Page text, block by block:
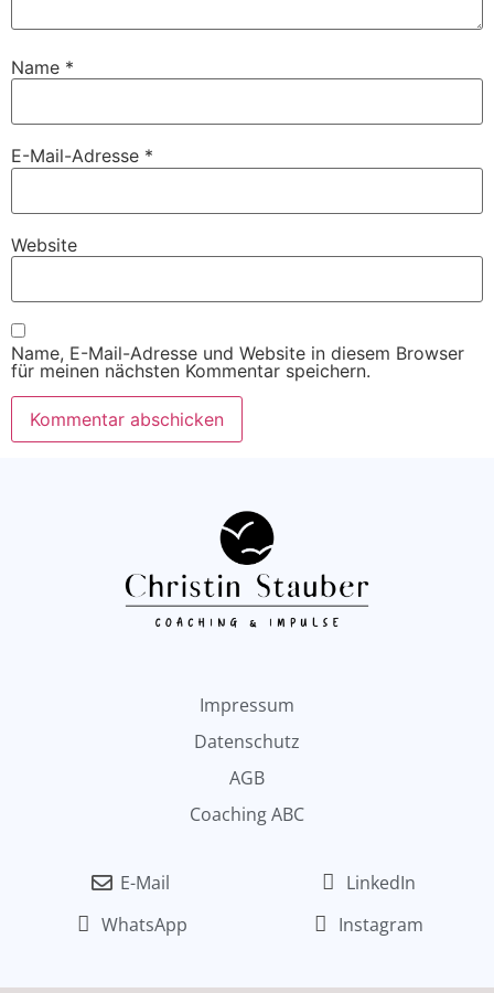
Name *
E-Mail-Adresse *
Website
Name, E-Mail-Adresse und Website in diesem Browser
für meinen nächsten Kommentar speichern.
Impressum
Datenschutz
AGB
Coaching ABC
E-Mail
WhatsApp
LinkedIn
Instagram